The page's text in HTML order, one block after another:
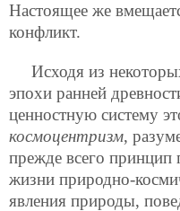
Настоящее же
конфликт.
Исходя из
эпохи ранней
ценностную систему
космоцентризм,
прежде всего
жизни природно-
явления природы,